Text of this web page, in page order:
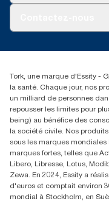
Reclamation pour
+41 (0)848/810152
Essity Switzerland
Parkstraße 1b
6214 Schenkon
Lundi-jeudi 8:00-
GLN:
Tork, une marque d'Essity -
la santé. Chaque jour, nos
un milliard de personnes
repousser les limites pour
being) au bénéfice des
la société civile. Nos
sous les marques
marques fortes, telles que
Libero, Libresse, Lotus,
Zewa. En 2024, Essity a
d'euros et comptait environ
mondial à Stockholm, en